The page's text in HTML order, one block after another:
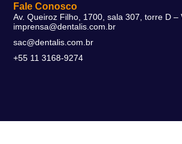
Fale Conosco
Av. Queiroz Filho, 1700, sala 307, torre D –
imprensa@dentalis.com.br
sac@dentalis.com.br
+55 11 3168-9274